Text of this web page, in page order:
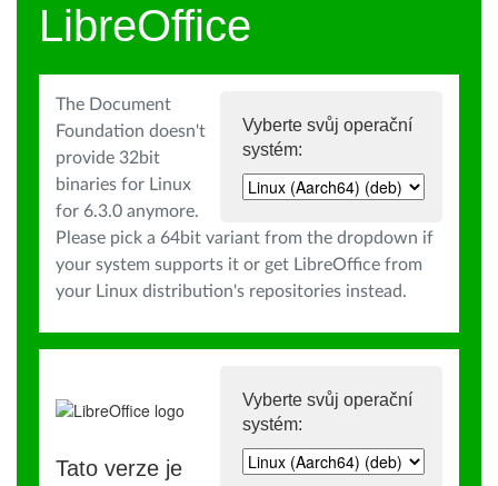
LibreOffice
Vyberte svůj operační
systém:
The Document
Foundation doesn't
provide 32bit
binaries for Linux
for 6.3.0 anymore.
Please pick a 64bit variant from the dropdown if
your system supports it or get LibreOffice from
your Linux distribution's repositories instead.
Vyberte svůj operační
systém:
Tato verze je